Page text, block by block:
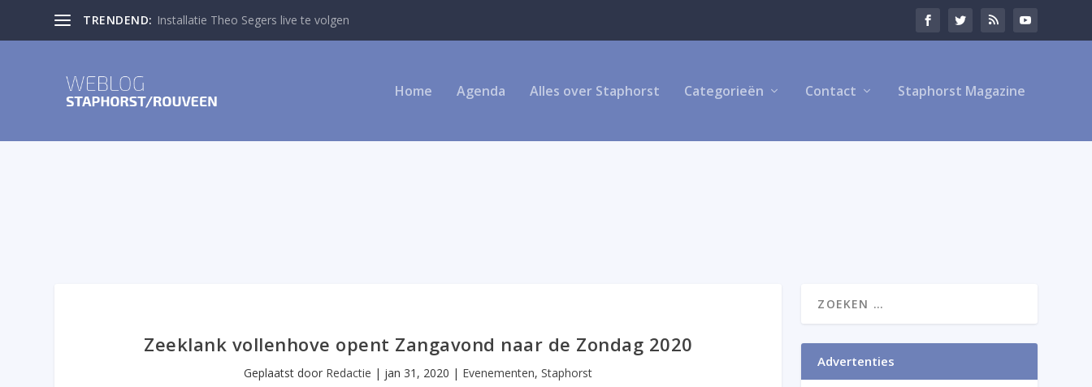
TRENDEND: Installatie Theo Segers live te volgen
Home Agenda Alles over Staphorst Categorieën Contact Staphorst Magazine
Zeeklank vollenhove opent Zangavond naar de Zondag 2020
Geplaatst door Redactie | jan 31, 2020 | Evenementen,Staphorst
Advertenties